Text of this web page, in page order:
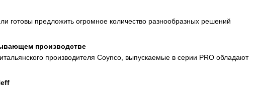
готовы предложить огромное количество разнообразных решений
производстве
производителя Coynco, выпускаемые в серии PRO обладают